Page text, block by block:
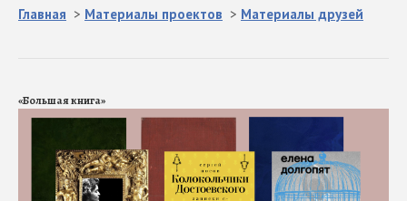
Главная > Материалы проектов > Материалы друзей
«Большая книга»